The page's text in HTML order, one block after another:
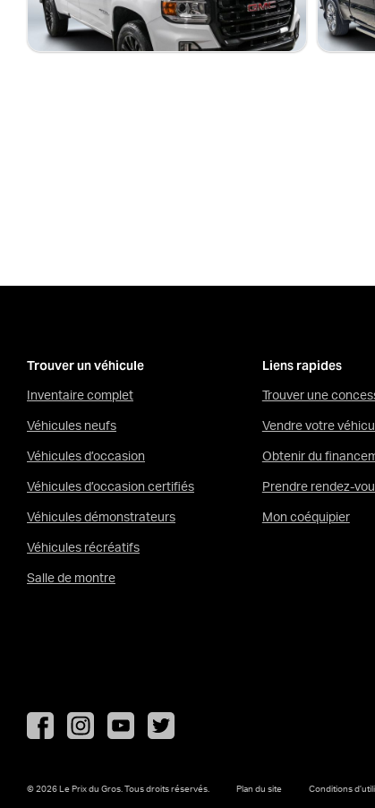
29 998 $
Stock 729155 / NIV 318975
65 995
Stock
Trouver un véhicule
Inventaire complet
Véhicules neufs
Véhicules d’occasion
Véhicules d’occasion certifiés
Véhicules démonstrateurs
Véhicules récréatifs
Salle de montre
Liens rapides
Trouver une
Vendre votre
Obtenir du
Prendre rendez-
Mon coéquipier
InstagramYouTubeTwitter
© 2026 Le Prix du Gros. Tous droits réservés. Plan du site Conditions